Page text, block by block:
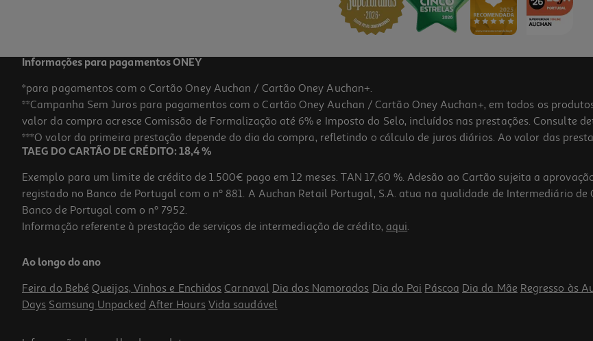
2.69 €/Kg
2,69 €
Informações para pagamentos ONEY
*para pagamentos com o Cartão Oney Auchan / Cartão Oney Auchan+.
**Campanha Sem Juros para pagamentos com o Cartão Oney Auchan / Cartão Oney Auchan+, em todos os
valor da compra acresce Comissão de Formalização até 6% e Imposto do Selo, incluídos nas prestações. Consulte
***O valor da primeira prestação depende do dia da compra, refletindo o cálculo de juros diários. Ao valor das
TAEG DO CARTÃO DE CRÉDITO: 18,4 %
Exemplo para um limite de crédito de 1.500€ pago em 12 meses. TAN 17,60 %. Adesão ao Cartão sujeita a
registado no Banco de Portugal com o nº 881. A Auchan Retail Portugal, S.A. atua na qualidade de Intermediário
Banco de Portugal com o nº 7952.
Informação referente à prestação de serviços de intermediação de crédito, aqui.
Ao longo do ano
Feira do Bebé Queijos, Vinhos e Enchidos Carnaval Dia dos Namorados Dia do Pai Páscoa Dia da Mãe Regresso às
Days Samsung Unpacked After Hours Vida saudável